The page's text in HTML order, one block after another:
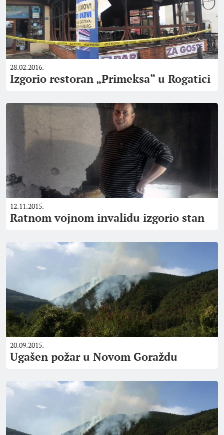
28.02.2016.
Izgorio restoran „Primeksa“ u Rogatici
12.11.2015.
Ratnom vojnom invalidu izgorio stan
20.09.2015.
Ugašen požar u Novom Goraždu